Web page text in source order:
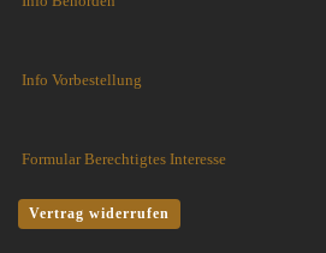
Info Vorbestellung
Formular Berechtigtes Interesse
Vertrag widerrufen